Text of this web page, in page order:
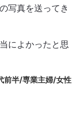
写真を送ってき
によかったと思
前半/専業主婦/女性